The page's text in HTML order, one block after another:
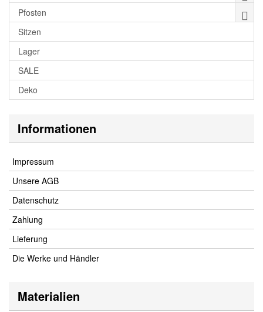
Pfosten
Sitzen
Lager
SALE
Deko
Informationen
Impressum
Unsere AGB
Datenschutz
Zahlung
Lieferung
Die Werke und Händler
Materialien